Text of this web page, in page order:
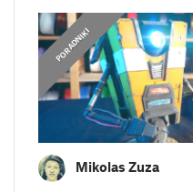
PORADNIKI
Mikolas Zuza